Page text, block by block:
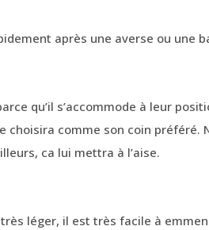
après une averse ou une
qu’il s’accommode à leur
choisira comme son coin préféré.
ca lui mettra à l’aise.
léger, il est très facile à